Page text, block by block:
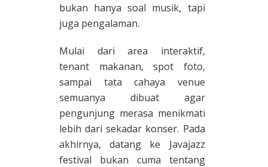
bukan hanya soal musik, tapi
juga pengalaman.
Mulai dari area interaktif,
tenant makanan, spot foto,
sampai tata cahaya venue
semuanya dibuat agar
pengunjung merasa menikmati
lebih dari sekadar konser. Pada
akhirnya, datang ke Javajazz
festival bukan cuma tentang